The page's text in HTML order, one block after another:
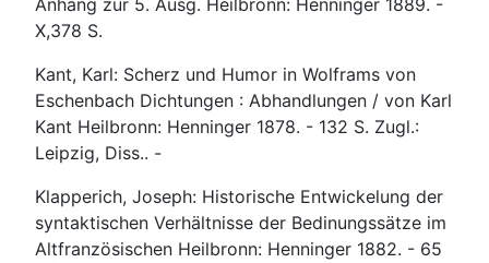
Anhang zur 5. Ausg. Heilbronn: Henninger 1889. -
X,378 S.
Kant, Karl: Scherz und Humor in Wolframs von
Eschenbach Dichtungen : Abhandlungen / von Karl
Kant Heilbronn: Henninger 1878. - 132 S. Zugl.:
Leipzig, Diss.. -
Klapperich, Joseph: Historische Entwickelung der
syntaktischen Verhältnisse der Bedinungssätze im
Altfranzösischen Heilbronn: Henninger 1882. - 65